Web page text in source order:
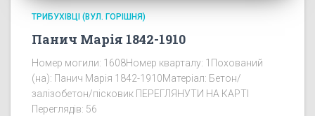
ТРИБУХІВЦІ (ВУЛ. ГОРІШНЯ)
Панич Марія 1842-1910
Номер могили: 1608Номер кварталу: 1Похований
(на): Панич Марія 1842-1910Матеріал: Бетон/
залізобетон/пісковик ПЕРЕГЛЯНУТИ НА КАРТІ
Переглядів: 56